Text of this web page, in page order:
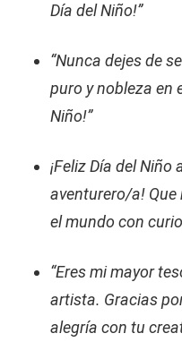
Día del Niño!”
“Nunca dejes de
puro y nobleza en
Niño!”
¡Feliz Día del Niño
aventurero/a! Que
el mundo con
“Eres mi mayor
artista. Gracias
alegría con tu